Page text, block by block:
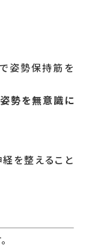
で姿勢保持筋を
勢を無意識に
を整えること